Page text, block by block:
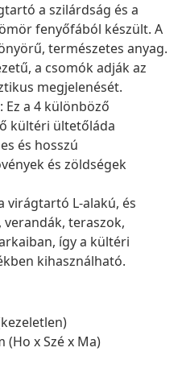
a szilárdság és a
fenyőfából készült. A
természetes anyag.
a csomók adják az
megjelenését.
Ez a 4 különböző
kültéri ültetőláda
és hosszú
és zöldségek
virágtartó L-alakú, és
teraszok,
így a kültéri
kihasználható.
(Ho x Szé x Ma)